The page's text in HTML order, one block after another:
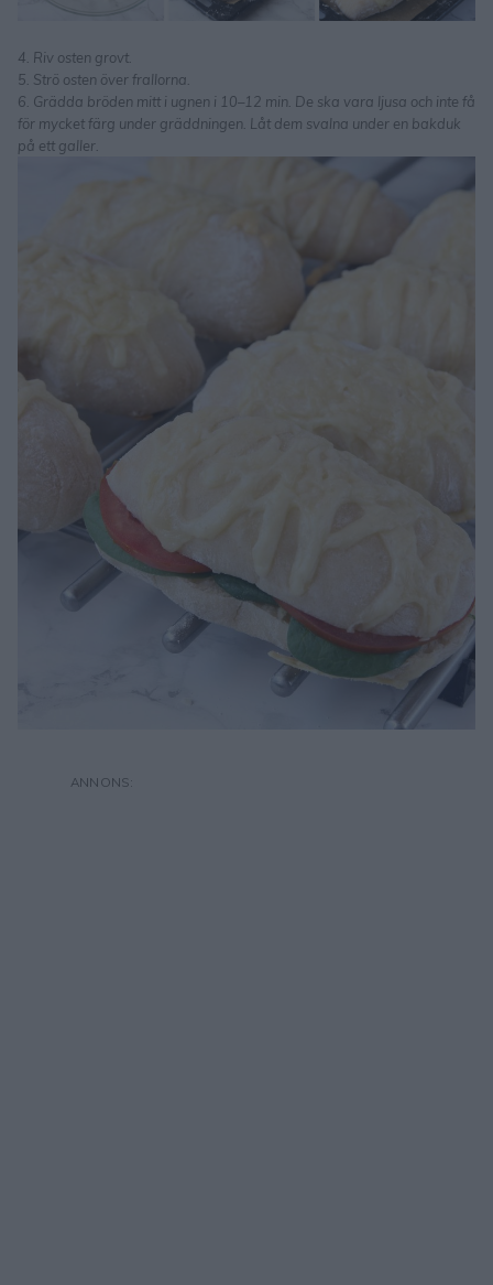
4. Riv osten grovt.
5. Strö osten över frallorna.
6. Grädda bröden mitt i ugnen i 10–12 min. De ska vara ljusa och inte få
för mycket färg under gräddningen. Låt dem svalna under en bakduk
på ett galler.